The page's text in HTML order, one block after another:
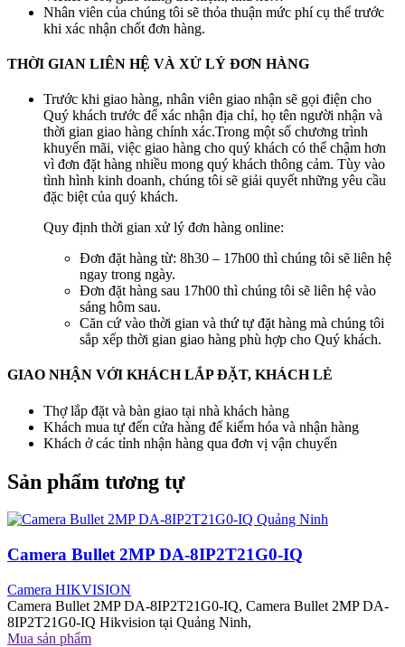
Nhân viên của chúng tôi sẽ thỏa thuận mức phí cụ thể trước
khi xác nhận chốt đơn hàng.
THỜI GIAN LIÊN HỆ VÀ XỬ LÝ ĐƠN HÀNG
Trước khi giao hàng, nhân viên giao nhận sẽ gọi điện cho
Quý khách trước để xác nhận địa chỉ, họ tên người nhận và
thời gian giao hàng chính xác.Trong một số chương trình
khuyến mãi, việc giao hàng cho quý khách có thể chậm hơn
vì đơn đặt hàng nhiều mong quý khách thông cảm. Tùy vào
tình hình kinh doanh, chúng tôi sẽ giải quyết những yêu cầu
đặc biệt của quý khách.
Quy định thời gian xử lý đơn hàng online:
Đơn đặt hàng từ: 8h30 – 17h00 thì chúng tôi sẽ liên hệ
ngay trong ngày.
Đơn đặt hàng sau 17h00 thì chúng tôi sẽ liên hệ vào
sáng hôm sau.
Căn cứ vào thời gian và thứ tự đặt hàng mà chúng tôi
sắp xếp thời gian giao hàng phù hợp cho Quý khách.
GIAO NHẬN VỚI KHÁCH LẮP ĐẶT, KHÁCH LẺ
Thợ lắp đặt và bàn giao tại nhà khách hàng
Khách mua tự đến cửa hàng để kiểm hóa và nhận hàng
Khách ở các tỉnh nhận hàng qua đơn vị vận chuyển
Sản phẩm tương tự
Camera Bullet 2MP DA-8IP2T21G0-IQ
Camera HIKVISION
Camera Bullet 2MP DA-8IP2T21G0-IQ, Camera Bullet 2MP DA-
8IP2T21G0-IQ Hikvision tại Quảng Ninh,
Mua sản phẩm